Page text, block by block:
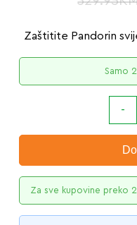
Zaštitite Pandorin
Samo
Za sve kupovine preko